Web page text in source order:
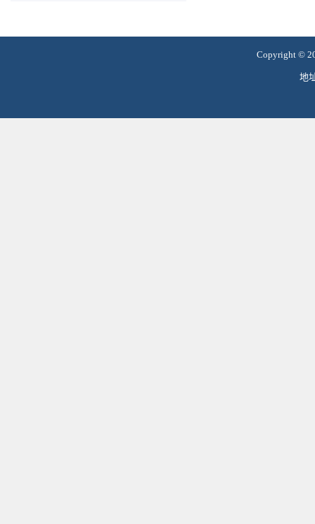
Copyright ©
地